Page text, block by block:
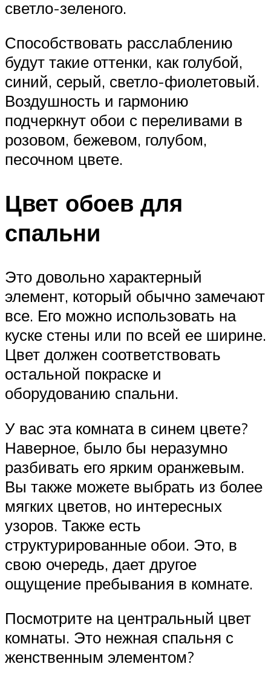
светло-зеленого.
Способствовать расслаблению
будут такие оттенки, как голубой,
синий, серый, светло-фиолетовый.
Воздушность и гармонию
подчеркнут обои с переливами в
розовом, бежевом, голубом,
песочном цвете.
Цвет обоев для
спальни
Это довольно характерный
элемент, который обычно замечают
все. Его можно использовать на
куске стены или по всей ее ширине.
Цвет должен соответствовать
остальной покраске и
оборудованию спальни.
У вас эта комната в синем цвете?
Наверное, было бы неразумно
разбивать его ярким оранжевым.
Вы также можете выбрать из более
мягких цветов, но интересных
узоров. Также есть
структурированные обои. Это, в
свою очередь, дает другое
ощущение пребывания в комнате.
Посмотрите на центральный цвет
комнаты. Это нежная спальня с
женственным элементом?